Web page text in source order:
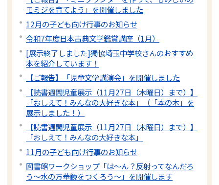
モミジを育てよう」を開催しました
12月の子ども向け行事のお知らせ
令和7年度日本古典文学鑑賞講座（1月）
[展示終了しました]獨協埼玉中学校さんのおすすめ
本を紹介しています！
【ご報告】「児童文学講演会」を開催しました
【読書週間児童展示（11月27日（木曜日）まで）】
「おしえて！みんなの大好きな本」（「本の木」を
展示しました！）
【読書週間児童展示（11月27日（木曜日）まで）】
「おしえて！みんなの大好きな本」
11月の子ども向け行事のお知らせ
図書館ワークショップ「は～ん？反射ってなんだろ
う～水の万華鏡をつくろう～」を開催します